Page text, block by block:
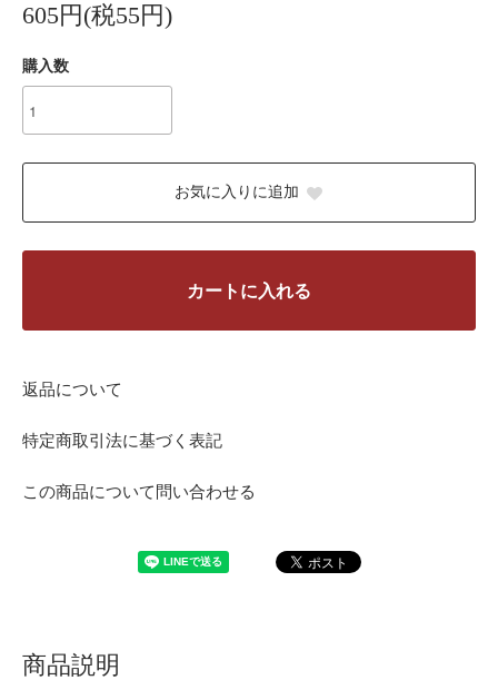
605円(税55円)
購入数
お気に入りに追加
カートに入れる
返品について
特定商取引法に基づく表記
この商品について問い合わせる
商品説明